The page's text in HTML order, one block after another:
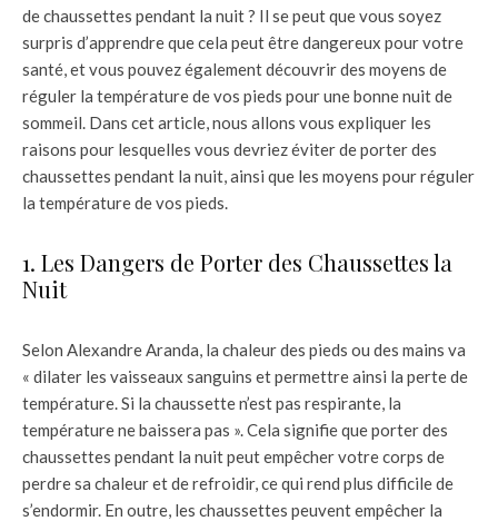
de chaussettes pendant la nuit ? Il se peut que vous soyez
surpris d’apprendre que cela peut être dangereux pour votre
santé, et vous pouvez également découvrir des moyens de
réguler la température de vos pieds pour une bonne nuit de
sommeil. Dans cet article, nous allons vous expliquer les
raisons pour lesquelles vous devriez éviter de porter des
chaussettes pendant la nuit, ainsi que les moyens pour réguler
la température de vos pieds.
1. Les Dangers de Porter des Chaussettes la
Nuit
Selon Alexandre Aranda, la chaleur des pieds ou des mains va
« dilater les vaisseaux sanguins et permettre ainsi la perte de
température. Si la chaussette n’est pas respirante, la
température ne baissera pas ». Cela signifie que porter des
chaussettes pendant la nuit peut empêcher votre corps de
perdre sa chaleur et de refroidir, ce qui rend plus difficile de
s’endormir. En outre, les chaussettes peuvent empêcher la